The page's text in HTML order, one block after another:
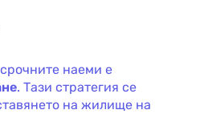
наеми е
. Тази стратегия се
на жилище на